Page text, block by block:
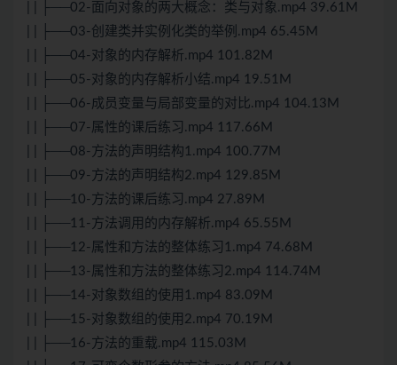
| | ├──02-面向对象的两大概念：类与对象.mp4 39.61M
| | ├──03-创建类并实例化类的举例.mp4 65.45M
| | ├──04-对象的内存解析.mp4 101.82M
| | ├──05-对象的内存解析小结.mp4 19.51M
| | ├──06-成员变量与局部变量的对比.mp4 104.13M
| | ├──07-属性的课后练习.mp4 117.66M
| | ├──08-方法的声明结构1.mp4 100.77M
| | ├──09-方法的声明结构2.mp4 129.85M
| | ├──10-方法的课后练习.mp4 27.89M
| | ├──11-方法调用的内存解析.mp4 65.55M
| | ├──12-属性和方法的整体练习1.mp4 74.68M
| | ├──13-属性和方法的整体练习2.mp4 114.74M
| | ├──14-对象数组的使用1.mp4 83.09M
| | ├──15-对象数组的使用2.mp4 70.19M
| | ├──16-方法的重载.mp4 115.03M